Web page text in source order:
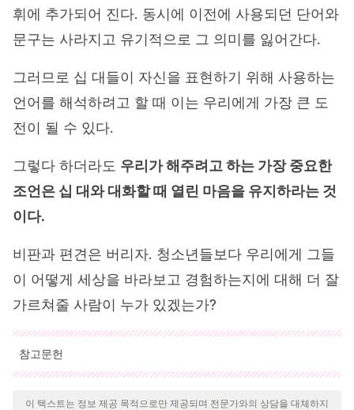
휘에 추가되어 진다. 동시에 이전에 사용되던 단어와
문구는 사라지고 유기적으로 그 의미를 잃어간다.
그러므로 십 대들이 자신을 표현하기 위해 사용하는
언어를 해석하려고 할 때 이는 우리에게 가장 큰 도
전이 될 수 있다.
그렇다 하더라도 우리가 해주려고 하는 가장 중요한
조언은 십 대와 대화할 때 열린 마음을 유지하라는 것
이다.
비판과 편견은 버리자. 청소년들보다 우리에게 그들
이 어떻게 세상을 바라보고 경험하는지에 대해 더 잘
가르쳐줄 사람이 누가 있겠는가?
참고문헌
인용된 모든 출처는 우리 팀에 의해 집요하게 검토되어 질의의 질,
신뢰성, 시대에 맞음 및 타당성을 보장하기 위해 처리되었습니다.
이 텍스트는 정보 제공 목적으로만 제공되며 전문가와의 상담을 대체하지